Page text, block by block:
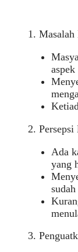
1. Masalah
2.
Ada
yang
3.